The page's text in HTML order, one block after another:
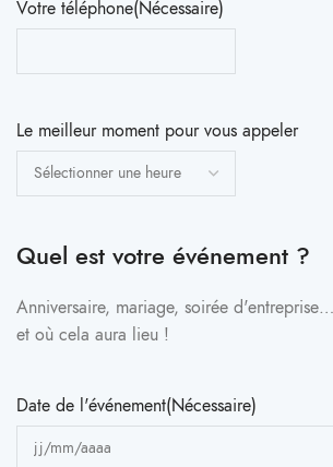
Votre téléphone(Nécessaire)
Le meilleur moment pour vous appeler
Quel est votre événement ?
Anniversaire, mariage, soirée
et où cela aura lieu !
Date de l'événement(Nécessaire)